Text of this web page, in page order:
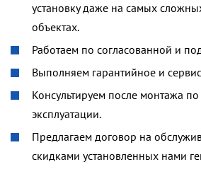
установку даже на самых
объектах.
Работаем по согласованной и
Выполняем гарантийное и
Консультируем после монтажа
эксплуатации.
Предлагаем договор на
скидками установленных нами